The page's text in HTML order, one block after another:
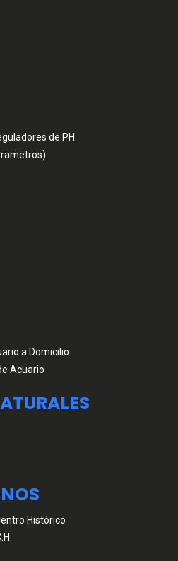
de PH
a Domicilio
Acuario
Histórico